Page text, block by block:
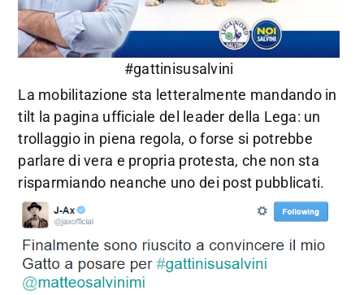
#gattinisusalvini
La mobilitazione sta letteralmente mandando in
tilt la pagina ufficiale del leader della Lega: un
trollaggio in piena regola, o forse si potrebbe
parlare di vera e propria protesta, che non sta
risparmiando neanche uno dei post pubblicati.